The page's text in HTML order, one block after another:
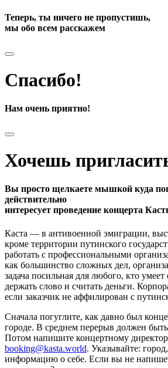
Теперь, ты ничего не пропустишь,
мы обо всем расскажем
Спасибо!
Нам очень приятно!
Хочешь
Вы просто щелкаете мышкой куда
действительно
интересует проведение концерта
Каста — в антивоенной эмиграции,
кроме территории путинского
работать с профессиональными
как большинство сложных дел,
задача посильная для любого, кто
держать слово и считать деньги.
если заказчик не аффилирован с
Сначала погуглите, как давно был
городе. В среднем перерыв должен быть
Потом напишите концертному
booking@kasta.world. Указывайте:
информацию о себе. Если вы не